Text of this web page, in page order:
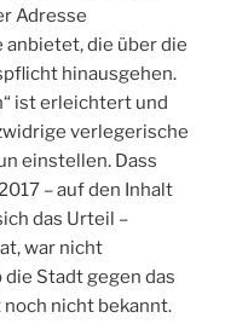
Adresse
die über die
hinausgehen.
ist erleichtert und
verlegerische
einstellen. Dass
– auf den Inhalt
das Urteil –
war nicht
die Stadt gegen das
nicht bekannt.